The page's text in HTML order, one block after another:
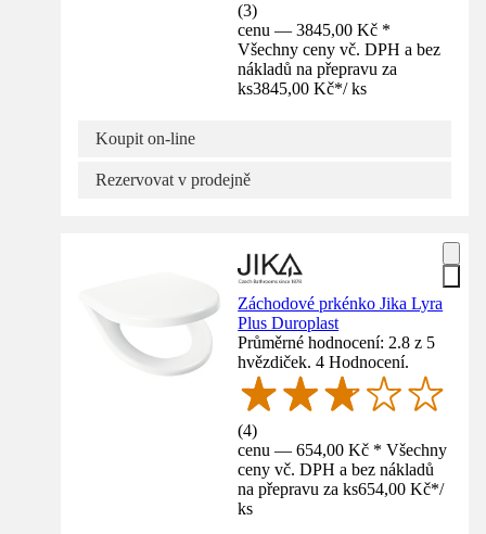
(3)
cenu — 3845,00 Kč *
Všechny ceny vč. DPH a bez
nákladů na přepravu za
ks3845,00 Kč*/ ks
Koupit on-line
Rezervovat v prodejně
Záchodové prkénko Jika Lyra
Plus Duroplast
Průměrné hodnocení: 2.8 z 5
hvězdiček. 4 Hodnocení.
(4)
cenu — 654,00 Kč * Všechny
ceny vč. DPH a bez nákladů
na přepravu za ks654,00 Kč*/
ks